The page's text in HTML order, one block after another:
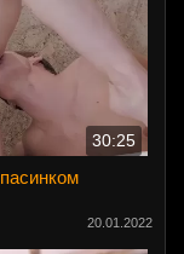
30:25
20.01.2022